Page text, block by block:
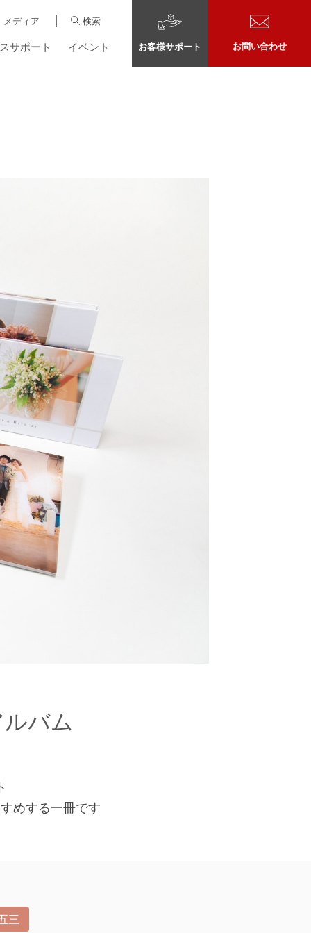
メディア 検索
サポート イベント お客様サポート お問い合わせ
バム
めする一冊です
三